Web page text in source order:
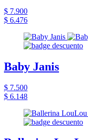
$ 7.900
$ 6.476
Baby Janis
$ 7.500
$ 6.148